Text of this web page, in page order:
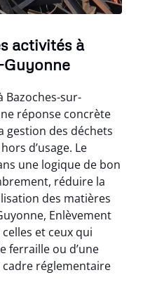
activités à
Guyonne
Bazoches-sur-
réponse concrète
gestion des déchets
d’usage. Le
une logique de bon
réduire la
des matières
Enlèvement
et ceux qui
ferraille ou d’une
réglementaire